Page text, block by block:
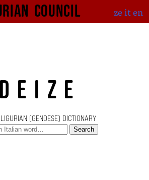
Council ze iten
DEIZE
(GENOESE) DICTIONARY
Search